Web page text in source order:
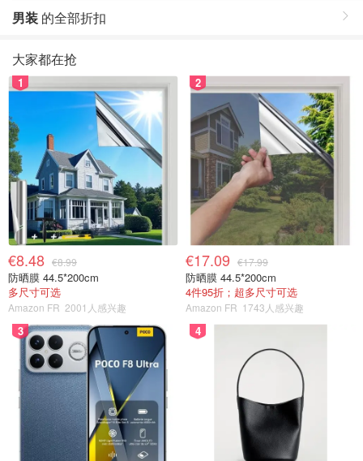
男装 的全部折扣
大家都在抢
1
€8.48 €8.99
防晒膜 44.5*200cm
多尺寸可选
Amazon FR 2001人感兴趣
2
€17.09 €17.99
防晒膜 44.5*200cm
4件95折；超多尺寸可选
Amazon FR 1743人感兴趣
3 4